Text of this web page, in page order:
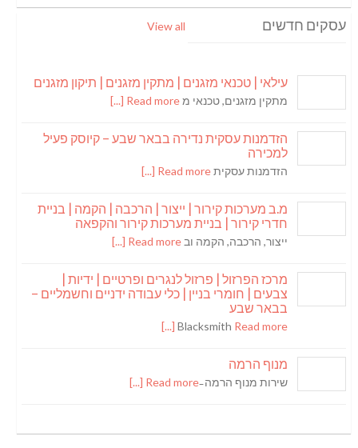
עסקים חדשים View all
עילאי | טכנאי מזגנים | מתקין מזגנים | תיקון מזגנים
מתקין מזגנים, טכנאי מRead more [...]
הזדמנות עסקית נדירה בבאר שבע – קיוסק פעיל
למכירה
הזדמנות עסקיתRead more [...]
מ.ב מערכות קירור | ייצור | הרכבה | הקמה | בניית
חדרי קירור | בניית מערכות קירור והקפאה
ייצור, הרכבה, הקמה וב Read more [...]
מרכז הפרזול | פרזול לנגרים ופרטיים | ידיות |
צבעים | חומרי בניין | כלי עבודה ידניים וחשמליים –
בבאר שבע
Blacksmith Read more [...]
מנוף הרמה
שירות מנוף הרמה ̵Read more [...]